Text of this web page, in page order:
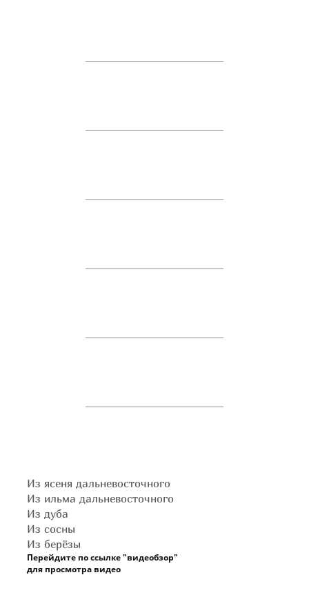
Из ясеня дальневосточного
Из ильма дальневосточного
Из дуба
Из сосны
Из берёзы
Перейдите по ссылке "видеобзор"
для просмотра видео